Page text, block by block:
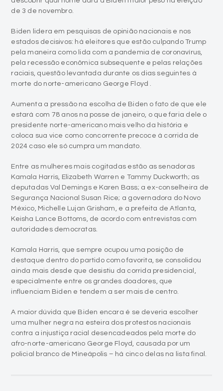
de 3 de novembro.
Biden lidera em pesquisas de opinião nacionais e nos
estados decisivos: há eleitores que estão culpando Trump
pela maneira como lida com a pandemia de coronavírus,
pela recessão econômica subsequente e pelas relações
raciais, questão levantada durante os dias seguintes à
morte do norte-americano George Floyd .
Aumenta a pressão na escolha de Biden o fato de que ele
estará com 78 anos na posse de janeiro, o que faria dele o
presidente norte-americano mais velho da história e
coloca sua vice como concorrente precoce à corrida de
2024 caso ele só cumpra um mandato.
Entre as mulheres mais cogitadas estão as senadoras
Kamala Harris, Elizabeth Warren e Tammy Duckworth; as
deputadas Val Demings e Karen Bass; a ex-conselheira de
Segurança Nacional Susan Rice; a governadora do Novo
México, Michelle Lujan Grisham, e a prefeita de Atlanta,
Keisha Lance Bottoms, de acordo com entrevistas com
autoridades democratas.
Kamala Harris, que sempre ocupou uma posição de
destaque dentro do partido como favorita, se consolidou
ainda mais desde que desistiu da corrida presidencial,
especialmente entre os grandes doadores, que
influenciam Biden e tendem a ser mais de centro.
A maior dúvida que Biden encara é se deveria escolher
uma mulher negra na esteira dos protestos nacionais
contra a injustiça racial desencadeados pela morte do
afro-norte-americano George Floyd, causada por um
policial branco de Mineápolis – há cinco delas na lista final.